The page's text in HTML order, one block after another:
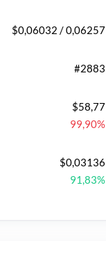
$0,06032 / 0,06257
#2883
$58,77
99,90%
$0,03136
91,83%